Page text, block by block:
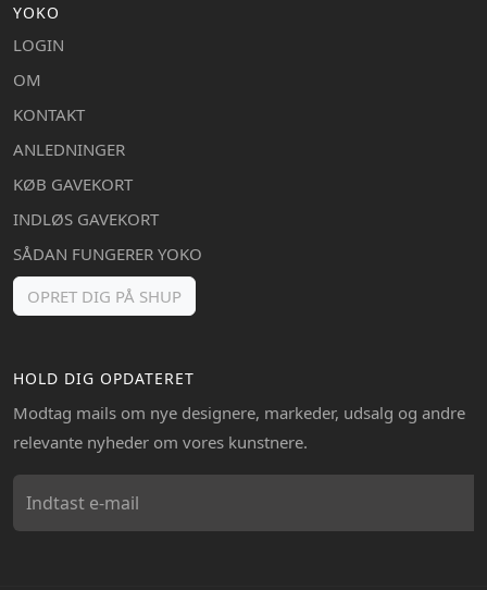
YOKO
LOGIN
OM
KONTAKT
ANLEDNINGER
KØB GAVEKORT
INDLØS GAVEKORT
SÅDAN FUNGERER YOKO
OPRET DIG PÅ SHUP
HOLD DIG OPDATERET
Modtag mails om nye designere, markeder, udsalg og andre
relevante nyheder om vores kunstnere.